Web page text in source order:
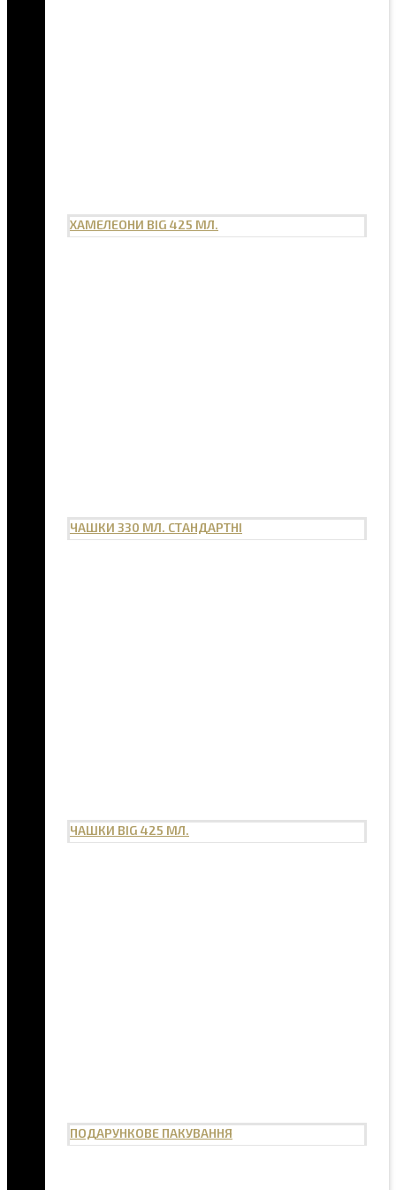
ХАМЕЛЕОНИ BIG 425 МЛ.
ЧАШКИ 330 МЛ. СТАНДАРТНІ
ЧАШКИ BIG 425 МЛ.
ПОДАРУНКОВЕ ПАКУВАННЯ